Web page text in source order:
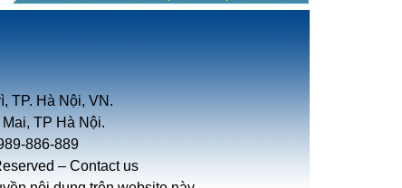
TP. Hà Nội, VN.
TP Hà Nội.
886-889
– Contact us